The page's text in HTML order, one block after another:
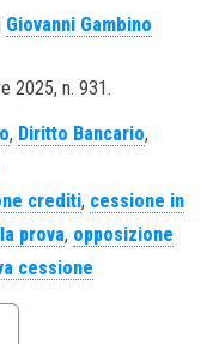
Giovanni Gambino
2025, n. 931.
, Diritto Bancario,
crediti, cessione in
prova, opposizione
cessione